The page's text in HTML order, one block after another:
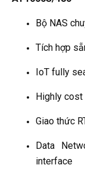
Bộ NAS
Tích hợp
IoT fully
Highly
Giao thức
Data
interface